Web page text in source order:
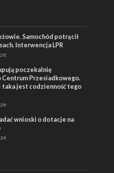
Samochód potrącił
Interwencja LPR
poczekalnię
Centrum Przesiadkowego.
taka jest codzienność tego
wnioski o dotacje na